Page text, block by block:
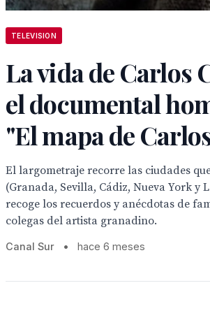
TELEVISION
La vida de Carlos
el documental
"El mapa de
El largometraje recorre las ciudades
(Granada, Sevilla, Cádiz, Nueva York y
recoge los recuerdos y anécdotas de
colegas del artista granadino.
Canal Sur • hace 6 meses